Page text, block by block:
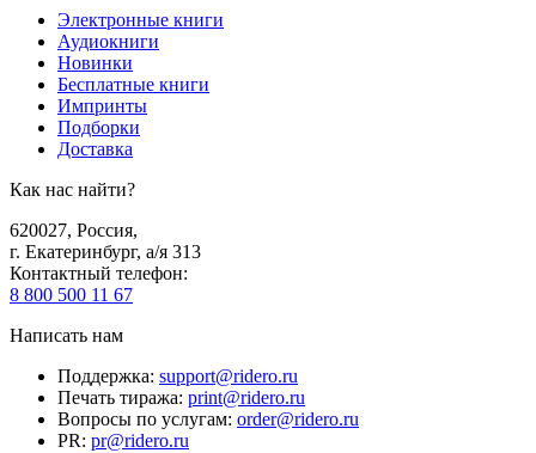
Электронные книги
Аудиокниги
Новинки
Бесплатные книги
Импринты
Подборки
Доставка
Как нас найти?
620027, Россия,
г. Екатеринбург, а/я 313
Контактный телефон:
8 800 500 11 67
Написать нам
Поддержка: support@ridero.ru
Печать тиража: print@ridero.ru
Вопросы по услугам: order@ridero.ru
PR: pr@ridero.ru